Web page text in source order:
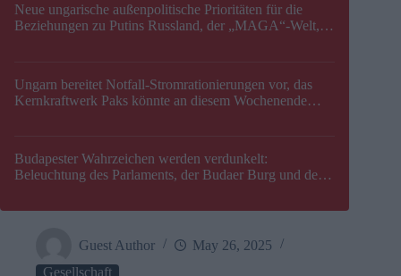
Neue ungarische außenpolitische Prioritäten für die
Beziehungen zu Putins Russland, der „MAGA“-Welt,
Ungarn bereitet Notfall-Stromrationierungen vor, das
Kernkraftwerk Paks könnte an diesem Wochenende
Budapester Wahrzeichen werden verdunkelt:
Beleuchtung des Parlaments, der Budaer Burg und der
Guest Author
May 26, 2025
Gesellschaft